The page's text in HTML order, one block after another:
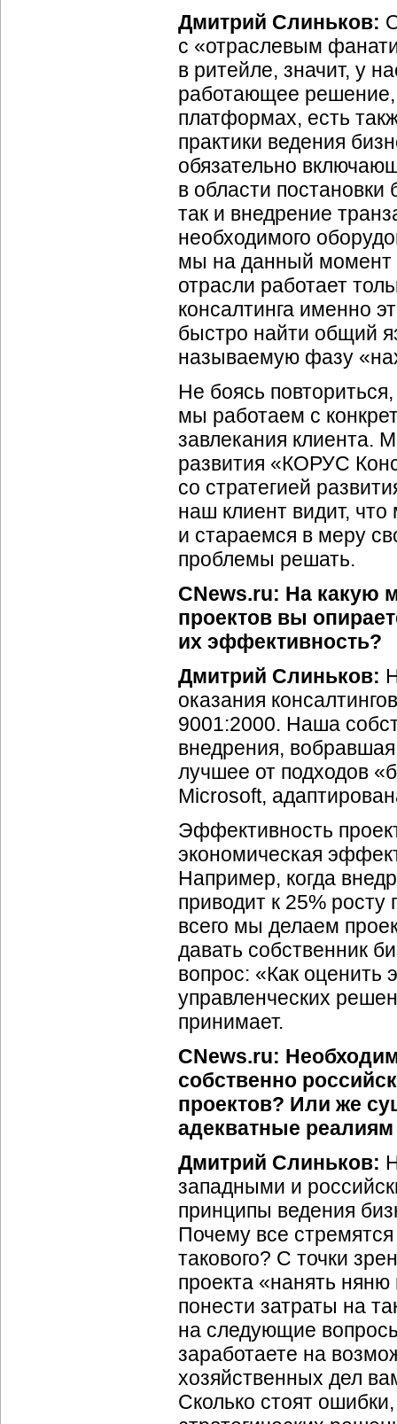
Дмитрий Слиньков:
с «отраслевым
в ритейле, значит, у
работающее
платформах, есть
практики ведения
обязательно
в области постановки
так и внедрение
необходимого
мы на данный момент
отрасли работает
консалтинга именно
быстро найти общий
называемую фазу
Не боясь
мы работаем с
завлекания клиента.
развития «КОРУС
со стратегией
наш клиент видит,
и стараемся в меру
проблемы решать.
CNews.ru: На какую
проектов вы
их эффективность?
Дмитрий Слиньков:
оказания
9001:2000. Наша
внедрения,
лучшее от подходов
Microsoft,
Эффективность
экономическая
Например, когда
приводит к 25%
всего мы делаем
давать собственник
вопрос: «Как оценить
управленческих
принимает.
CNews.ru:
собственно
проектов? Или же
адекватные
Дмитрий Слиньков:
западными и
принципы ведения
Почему все
такового? С точки
проекта «нанять
понести затраты на
на следующие
заработаете на
хозяйственных дел
Сколько стоят